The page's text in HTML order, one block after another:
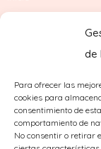
de
Para ofrecer las
cookies para
consentimiento de
comportamiento de
No consentir o retirar
¿Dudas con tu